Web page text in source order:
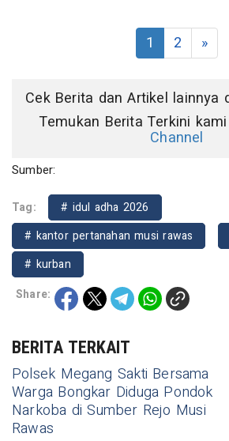
1 2 »
Cek Berita dan Artikel lainnya
Temukan Berita Terkini
Channel
Sumber:
Tag:
# idul adha 2026
# kantor pertanahan musi rawas
# kurban
Share:
BERITA TERKAIT
Polsek Megang Sakti Bersama
Warga Bongkar Diduga Pondok
Narkoba di Sumber Rejo Musi
Rawas